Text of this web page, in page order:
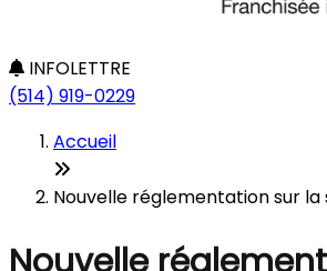
INFOLETTRE
(514) 919-0229
Accueil
Nouvelle réglementation sur